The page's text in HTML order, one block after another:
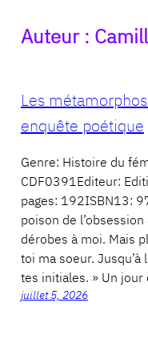
Auteur :
Les
enquête poétique
Genre: Histoire du
CDF0391Editeur:
pages: 192ISBN13:
poison de
dérobes à moi. Mais
toi ma soeur. Jusqu’à
tes initiales. » Un jour
juillet 5, 2026